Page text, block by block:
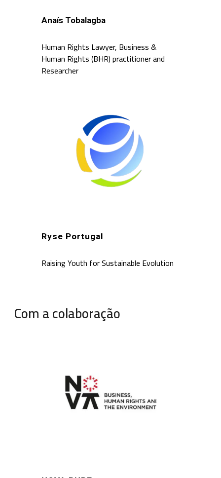
Anaís Tobalagba
Human Rights Lawyer, Business &
Human Rights (BHR) practitioner and
Researcher
Ryse Portugal
Raising Youth for Sustainable Evolution
Com a colaboração